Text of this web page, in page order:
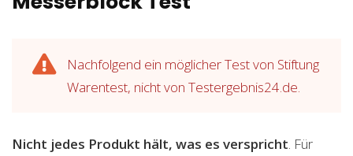
Nachfolgend ein möglicher Test von Stiftung
Warentest, nicht von Testergebnis24.de.
Nicht jedes Produkt hält, was es verspricht . Für